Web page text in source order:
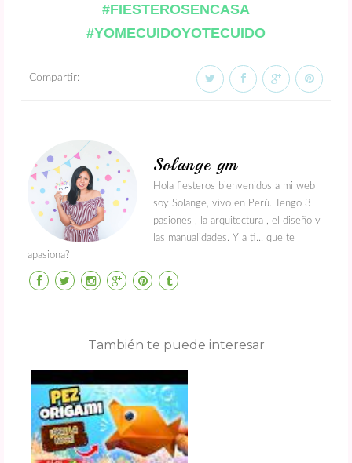
#FIESTEROSENCASA
#YOMECUIDOYOTECUIDO
Compartir:
Solange gm
Hola fiesteros bienvenidos a mi web
soy Solange, vivo en Perú. Tengo 3
pasiones , la arquitectura , el diseño y
las manualidades. Y a ti... que te
apasiona?
También te puede interesar